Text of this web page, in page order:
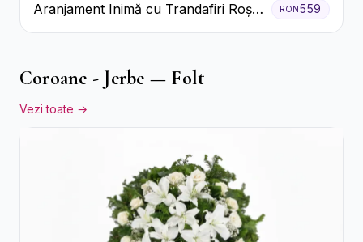
Aranjament Inimă cu Trandafiri Roșii
și Ciocolată Ferrero Rocher
RON559
Coroane - Jerbe — Folt
Vezi toate →